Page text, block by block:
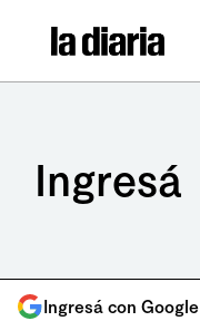
Ingresá
Ingresá con Google